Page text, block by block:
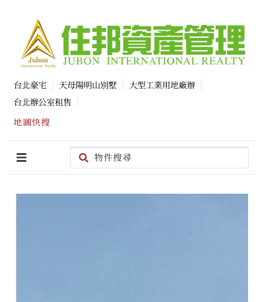
台北豪宅 天母陽明山別墅
大型工業用地廠辦
台北辦公室租售
地圖快搜